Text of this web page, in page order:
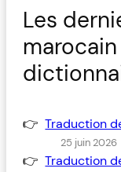
Les
Traduction
25 juin 2026
Traduction